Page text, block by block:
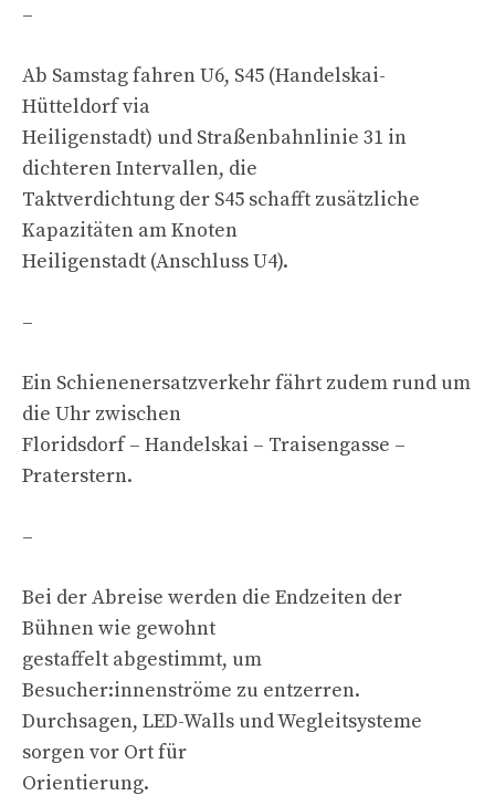
–
Ab Samstag fahren U6, S45 (Handelskai-
Hütteldorf via
Heiligenstadt) und Straßenbahnlinie 31 in
dichteren Intervallen, die
Taktverdichtung der S45 schafft zusätzliche
Kapazitäten am Knoten
Heiligenstadt (Anschluss U4).
–
Ein Schienenersatzverkehr fährt zudem rund um
die Uhr zwischen
Floridsdorf – Handelskai – Traisengasse –
Praterstern.
–
Bei der Abreise werden die Endzeiten der
Bühnen wie gewohnt
gestaffelt abgestimmt, um
Besucher:innenströme zu entzerren.
Durchsagen, LED-Walls und Wegleitsysteme
sorgen vor Ort für
Orientierung.